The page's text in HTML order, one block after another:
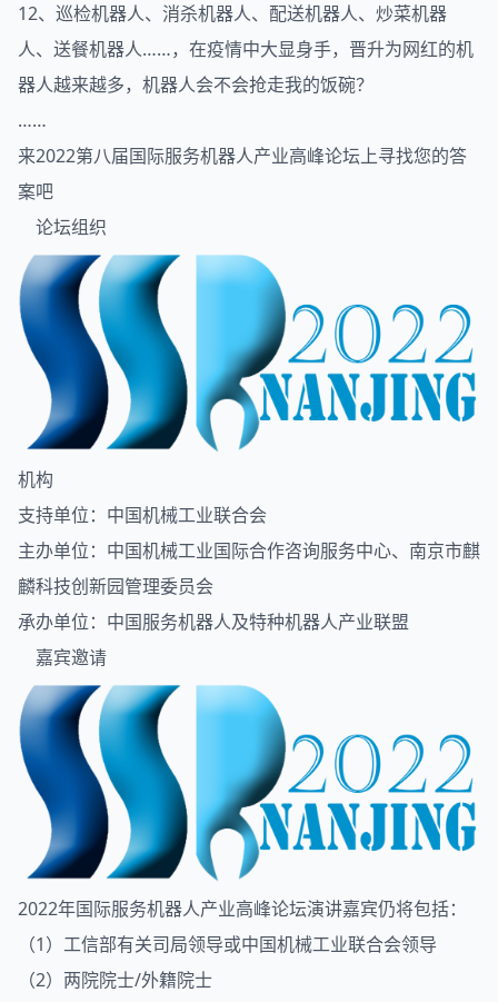
12、巡检机器人、消杀机器人、配送机器人、炒菜机器
人、送餐机器人……，在疫情中大显身手，晋升为网红的机
器人越来越多，机器人会不会抢走我的饭碗？
……
来2022第八届国际服务机器人产业高峰论坛上寻找您的答
案吧
论坛组织
机构
支持单位：中国机械工业联合会
主办单位：中国机械工业国际合作咨询服务中心、南京市麒
麟科技创新园管理委员会
承办单位：中国服务机器人及特种机器人产业联盟
嘉宾邀请
2022年国际服务机器人产业高峰论坛演讲嘉宾仍将包括：
（1）工信部有关司局领导或中国机械工业联合会领导
（2）两院院士/外籍院士